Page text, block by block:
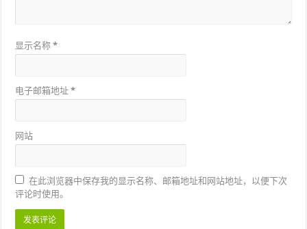
显示名称*
电子邮箱地址*
网站
在此浏览器中保存我的显示名称、邮箱地址和网站地址，以便下次
评论时使用。